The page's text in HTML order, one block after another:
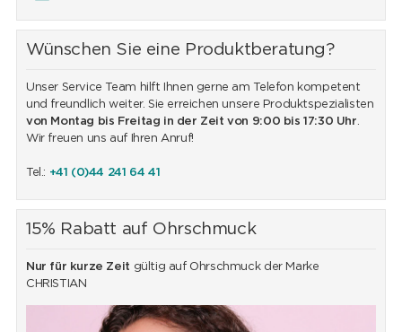
Wünschen Sie eine Produktberatung?
Unser Service Team hilft Ihnen gerne am Telefon kompetent
und freundlich weiter. Sie erreichen unsere Produktspezialisten
von Montag bis Freitag in der Zeit von 9:00 bis 17:30 Uhr.
Wir freuen uns auf Ihren Anruf!
Tel.: +41 (0)44 241 64 41
15% Rabatt auf Ohrschmuck
Nur für kurze Zeit gültig auf Ohrschmuck der Marke
CHRISTIAN